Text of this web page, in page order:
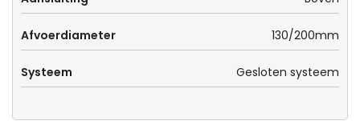
Afvoerdiameter 130/200mm
Systeem Gesloten systeem